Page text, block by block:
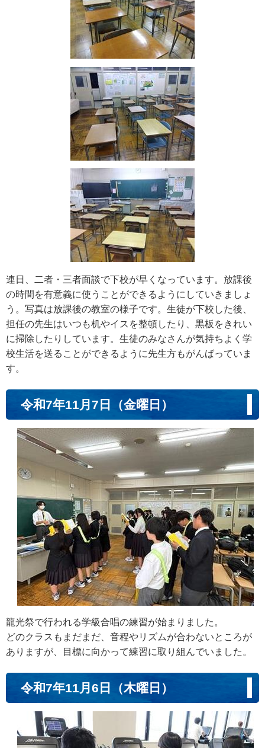
連日、二者・三者面談で下校が早くなっています。放課後
の時間を有意義に使うことができるようにしていきましょ
う。写真は放課後の教室の様子です。生徒が下校した後、
担任の先生はいつも机やイスを整頓したり、黒板をきれい
に掃除したりしています。生徒のみなさんが気持ちよく学
校生活を送ることができるように先生方もがんばっていま
す。
令和7年11月7日（金曜日）
龍光祭で行われる学級合唱の練習が始まりました。
どのクラスもまだまだ、音程やリズムが合わないところが
ありますが、目標に向かって練習に取り組んでいました。
令和7年11月6日（木曜日）